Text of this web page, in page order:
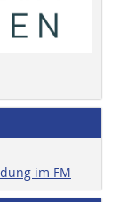
im FM